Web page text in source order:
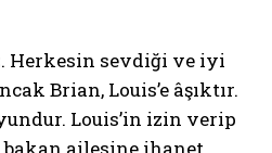
Herkesin sevdiği ve iyi
Brian, Louis’e âşıktır.
Louis’in izin verip